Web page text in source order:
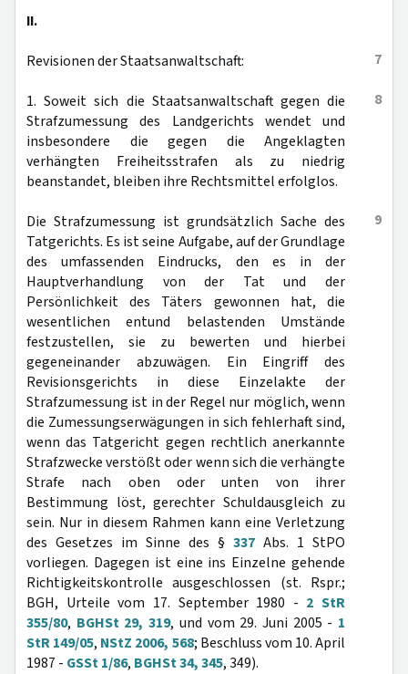
II.
7
Revisionen der Staatsanwaltschaft:
8
1. Soweit sich die Staatsanwaltschaft gegen die
Strafzumessung des Landgerichts wendet und
insbesondere die gegen die Angeklagten
verhängten Freiheitsstrafen als zu niedrig
beanstandet, bleiben ihre Rechtsmittel erfolglos.
9
Die Strafzumessung ist grundsätzlich Sache des
Tatgerichts. Es ist seine Aufgabe, auf der Grundlage
des umfassenden Eindrucks, den es in der
Hauptverhandlung von der Tat und der
Persönlichkeit des Täters gewonnen hat, die
wesentlichen entund belastenden Umstände
festzustellen, sie zu bewerten und hierbei
gegeneinander abzuwägen. Ein Eingriff des
Revisionsgerichts in diese Einzelakte der
Strafzumessung ist in der Regel nur möglich, wenn
die Zumessungserwägungen in sich fehlerhaft sind,
wenn das Tatgericht gegen rechtlich anerkannte
Strafzwecke verstößt oder wenn sich die verhängte
Strafe nach oben oder unten von ihrer
Bestimmung löst, gerechter Schuldausgleich zu
sein. Nur in diesem Rahmen kann eine Verletzung
des Gesetzes im Sinne des § 337 Abs. 1 StPO
vorliegen. Dagegen ist eine ins Einzelne gehende
Richtigkeitskontrolle ausgeschlossen (st. Rspr.;
BGH, Urteile vom 17. September 1980 - 2 StR
355/80, BGHSt 29, 319, und vom 29. Juni 2005 - 1
StR 149/05, NStZ 2006, 568; Beschluss vom 10. April
1987 - GSSt 1/86, BGHSt 34, 345, 349).